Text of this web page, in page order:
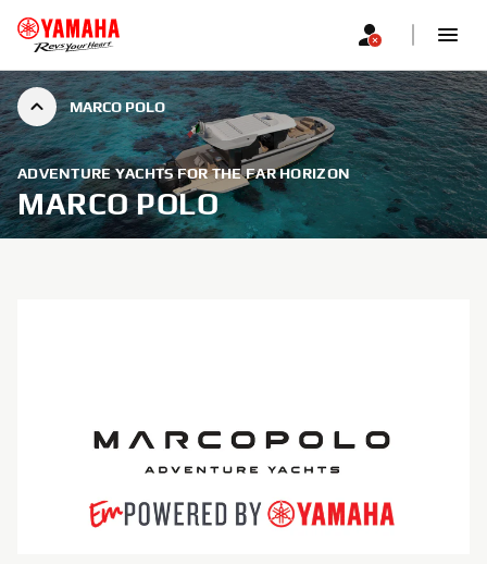
MARCO POLO
ADVENTURE YACHTS FOR THE FAR HORIZON
MARCO POLO